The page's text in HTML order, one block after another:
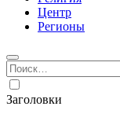
Центр
Регионы
Найти:
Заголовки